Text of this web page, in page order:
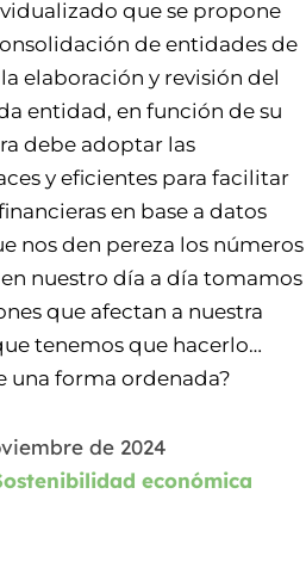
que se propone
de entidades de
elaboración y revisión del
entidad, en función de su
debe adoptar las
y eficientes para facilitar
en base a datos
nos den pereza los números
nuestro día a día tomamos
que afectan a nuestra
tenemos que hacerlo…
una forma ordenada?
de 2024
económica